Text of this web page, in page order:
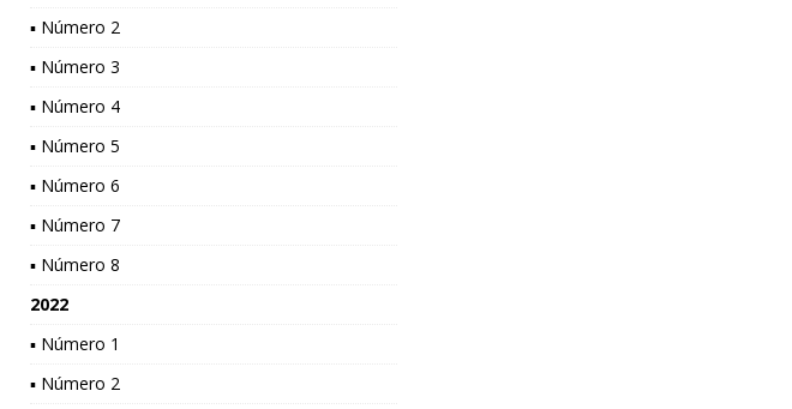
▪ Número 2
▪ Número 3
▪ Número 4
▪ Número 5
▪ Número 6
▪ Número 7
▪ Número 8
2022
▪ Número 1
▪ Número 2